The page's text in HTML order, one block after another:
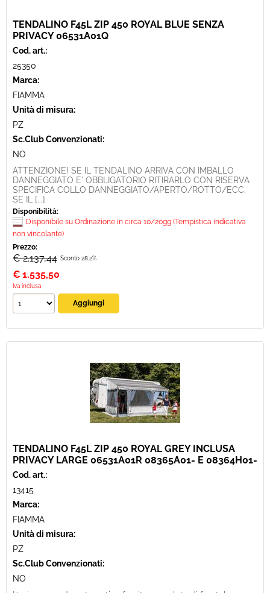
TENDALINO F45L ZIP 450 ROYAL BLUE SENZA
PRIVACY 06531A01Q
Cod. art.:
25350
Marca:
FIAMMA
Unità di misura:
PZ
Sc.Club Convenzionati:
NO
ATTENZIONE! SE IL TENDALINO ARRIVA CON IMBALLO
DANNEGGIATO E' OBBLIGATORIO RITIRARLO CON RISERVA
SPECIFICA COLLO DANNEGGIATO/APERTO/ROTTO/ECC.
SE IL [...]
Disponibilità:
Disponibile su Ordinazione in circa 10/20gg (Tempistica indicativa
non vincolante)
Prezzo:
€ 2.137,44 Sconto 28.2%
€ 1.535,50
Iva inclusa
TENDALINO F45L ZIP 450 ROYAL GREY INCLUSA
PRIVACY LARGE 06531A01R 08365A01- E 08364H01-
Cod. art.:
13415
Marca:
FIAMMA
Unità di misura:
PZ
Sc.Club Convenzionati:
NO